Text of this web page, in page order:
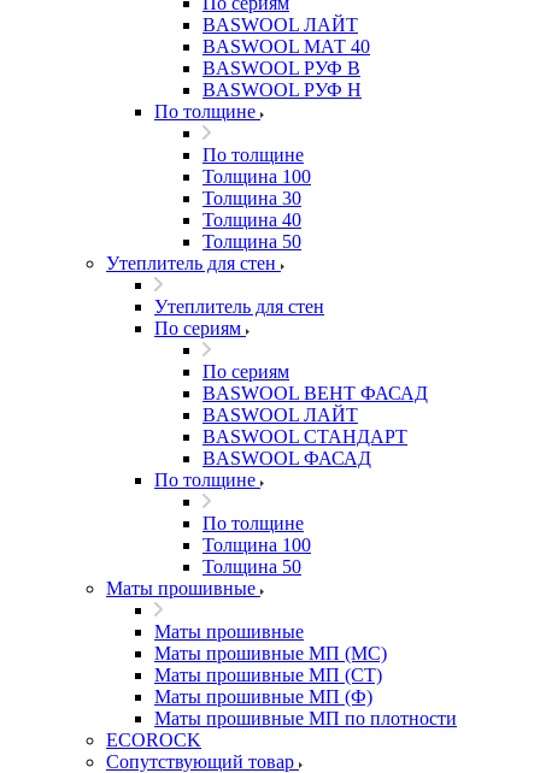
BASWOOL ЛАЙТ
BASWOOL МАТ 40
BASWOOL РУФ В
BASWOOL РУФ Н
По толщине
По толщине
Толщина 100
Толщина 30
Толщина 40
Толщина 50
Утеплитель для стен
Утеплитель для стен
По сериям
По сериям
BASWOOL ВЕНТ ФАСАД
BASWOOL ЛАЙТ
BASWOOL СТАНДАРТ
BASWOOL ФАСАД
По толщине
По толщине
Толщина 100
Толщина 50
Маты прошивные
Маты прошивные
Маты прошивные МП (МС)
Маты прошивные МП (СТ)
Маты прошивные МП (Ф)
Маты прошивные МП по плотности
ECOROCK
Сопутствующий товар